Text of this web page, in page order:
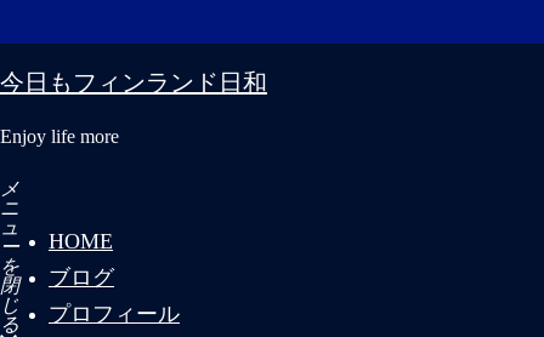
今日もフィンランド日和
Enjoy life more
メ
ニ
ュ
ー
を
閉
じ
る
HOME
ブログ
プロフィール